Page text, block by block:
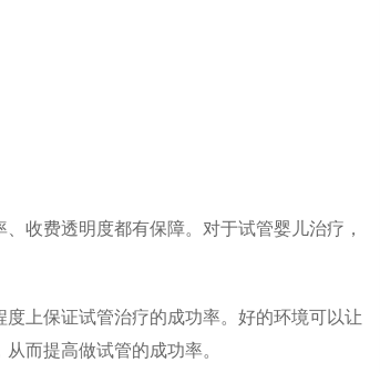
收费透明度都有保障。对于试管婴儿治疗，
上保证试管治疗的成功率。好的环境可以让
，从而提高做试管的成功率。